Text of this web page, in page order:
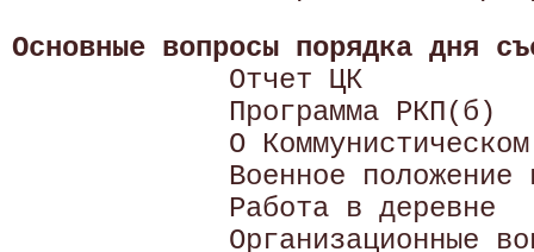
Основные вопросы порядка дня
Отчет ЦК
             Программа РКП(б)
О
Военное положение
             Работа в деревне